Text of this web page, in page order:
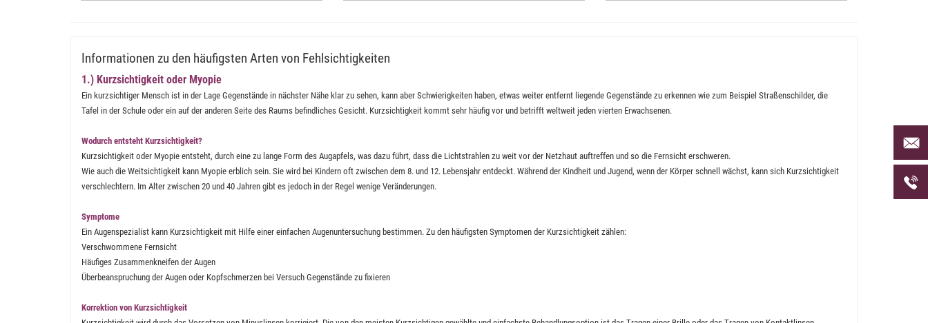
Informationen zu den häufigsten Arten von Fehlsichtigkeiten
1.) Kurzsichtigkeit oder Myopie
Ein kurzsichtiger Mensch ist in der Lage Gegenstände in nächster Nähe klar zu sehen, kann aber Schwierigkeiten haben, etwas weiter entfernt liegende Gegenstände zu erkennen wie zum Beispiel Straßenschilder, die
Tafel in der Schule oder ein auf der anderen Seite des Raums befindliches Gesicht. Kurzsichtigkeit kommt sehr häufig vor und betrifft weltweit jeden vierten Erwachsenen.
Wodurch entsteht Kurzsichtigkeit?
Kurzsichtigkeit oder Myopie entsteht, durch eine zu lange Form des Augapfels, was dazu führt, dass die Lichtstrahlen zu weit vor der Netzhaut auftreffen und so die Fernsicht erschweren.
Wie auch die Weitsichtigkeit kann Myopie erblich sein. Sie wird bei Kindern oft zwischen dem 8. und 12. Lebensjahr entdeckt. Während der Kindheit und Jugend, wenn der Körper schnell wächst, kann sich Kurzsichtigkeit
verschlechtern. Im Alter zwischen 20 und 40 Jahren gibt es jedoch in der Regel wenige Veränderungen.
Symptome
Ein Augenspezialist kann Kurzsichtigkeit mit Hilfe einer einfachen Augenuntersuchung bestimmen. Zu den häufigsten Symptomen der Kurzsichtigkeit zählen:
Verschwommene Fernsicht
Häufiges Zusammenkneifen der Augen
Überbeanspruchung der Augen oder Kopfschmerzen bei Versuch Gegenstände zu fixieren
Korrektion von Kurzsichtigkeit
Per
uns
uns